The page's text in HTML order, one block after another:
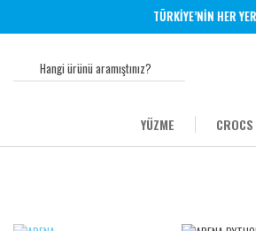
TÜRKİYE’NİN HER
YÜZME CROCS